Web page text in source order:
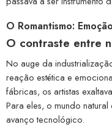
O Romantismo:
O contraste entre
No auge da
reação estética e
fábricas, os artistas
Para eles, o mundo
avanço tecnológico.